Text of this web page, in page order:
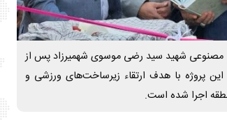
مصنوعی شهید سید رضی موسوی شهمیرزاد پس از
پروژه با هدف ارتقاء زیرساخت‌های ورزشی و
اجرا شده است.